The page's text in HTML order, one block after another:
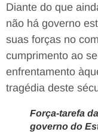
Diante do que
não há governo
suas forças no
cumprimento ao
enfrentamento
tragédia deste
Força-tarefa
governo do